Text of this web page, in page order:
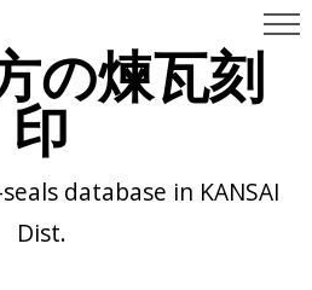
の煉瓦刻
印
database in KANSAI
Dist.